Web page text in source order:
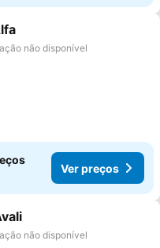
aos favoritos
não disponível
Ver preços
aos favoritos
não disponível